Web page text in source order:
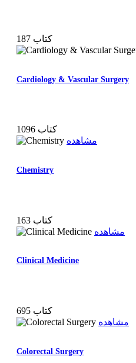
187 کتاب
Cardiology & Vascular Surgery
1096 کتاب
مشاهده
Chemistry
163 کتاب
مشاهده
Clinical Medicine
695 کتاب
مشاهده
Colorectal Surgery